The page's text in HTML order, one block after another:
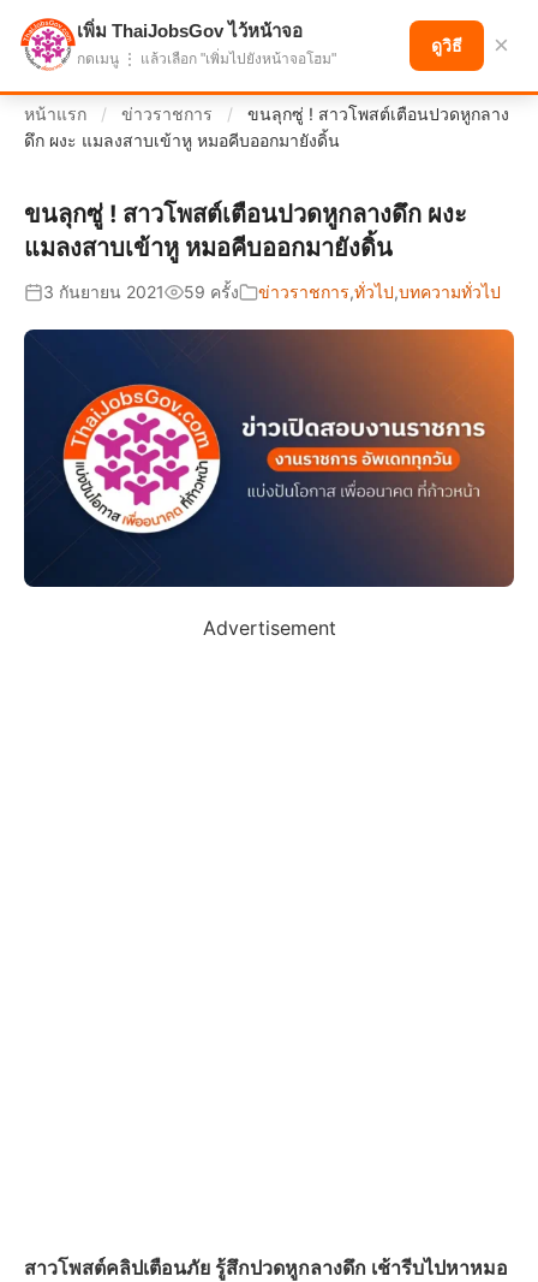
แบ่งปันโอกาส เพื่ออนาคตที่ก้าวหน้า
หน้าแรก / ข่าวราชการ /
ขนลุกซู่ ! สาวโพสต์เตือนปวดหูกลาง
ดึก ผงะ แมลงสาบเข้าหู หมอคีบออกมายังดิ้น
ขนลุกซู่ ! สาวโพสต์เตือนปวดหูกลางดึก ผงะ
แมลงสาบเข้าหู หมอคีบออกมายังดิ้น
3 กันยายน 2021 59 ครั้ง ข่าวราชการ,ทั่วไป,บทความทั่วไป
Advertisement
สาวโพสต์คลิปเตือนภัย รู้สึกปวดหูกลางดึก เช้ารีบไปหาหมอ
เพิ่ม ThaiJobsGov ไว้หน้าจอ
กดเมนู ⋮ แล้วเลือก "เพิ่มไปยังหน้าจอโฮม"
ดูวิธี ×